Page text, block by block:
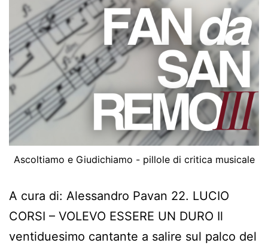
Ascoltiamo e Giudichiamo - pillole di critica musicale
A cura di: Alessandro Pavan 22. LUCIO
CORSI – VOLEVO ESSERE UN DURO Il
ventiduesimo cantante a salire sul palco del